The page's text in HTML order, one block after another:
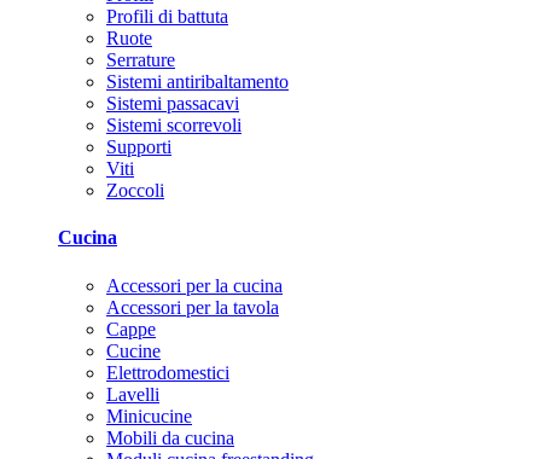
Profili di battuta
Ruote
Serrature
Sistemi antiribaltamento
Sistemi passacavi
Sistemi scorrevoli
Supporti
Viti
Zoccoli
Cucina
Accessori per la cucina
Accessori per la tavola
Cappe
Cucine
Elettrodomestici
Lavelli
Minicucine
Mobili da cucina